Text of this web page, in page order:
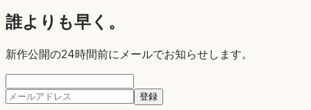
誰よりも早く。
新作公開の24時間前にメールでお知らせします。
登録